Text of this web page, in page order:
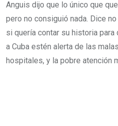
Anguis dijo que lo único que
pero no consiguió nada. Dice
si quería contar su historia
a Cuba estén alerta de las
hospitales, y la pobre atención